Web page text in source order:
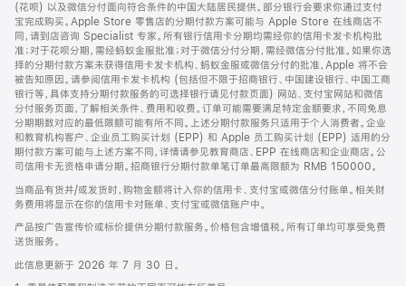
(花呗) 以及微信分付面向符合条件的中国大陆居民提供。部分银行会要求你通过支付
宝完成购买。Apple Store 零售店的分期付款方案可能与 Apple Store 在线商店不
同，请到店咨询 Specialist 专家。所有银行信用卡分期均需经你的信用卡发卡机构批
准；对于花呗分期，需经蚂蚁金服批准；对于微信分付分期，需经微信分付批准。如果你选
择的分期付款方案未获得信用卡发卡机构、蚂蚁金服或微信分付的批准，Apple 将不会
被告知原因。请参阅信用卡发卡机构 (包括但不限于招商银行、中国建设银行、中国工商
银行等，具体支持分期付款服务的可选择银行请见付款页面) 网站、支付宝网站和微信
分付服务页面，了解相关条件、费用和收费。订单可能需要满足特定金额要求，不同免息
分期期数对应的最低限额可能有所不同。上述分期付款服务只适用于个人消费者。企业
和教育机构客户、企业员工购买计划 (EPP) 和 Apple 员工购买计划 (EPP) 适用的分
期付款方案可能与上述方案不同，详情请参见教育商店、EPP 在线商店和企业商店。公
司信用卡无资格申请分期。招商银行分期付款单笔订单最高限额为 RMB 150000。
当商品有货并/或发货时，购物金额将计入你的信用卡、支付宝或微信分付账单。相关财
务费用将显示在你的信用卡对账单、支付宝或微信账户中。
产品按广告宣传价或标价提供分期付款服务。价格包含增值税。所有订单均可享受免费
送货服务。
此信息更新于 2026 年 7 月 30 日。